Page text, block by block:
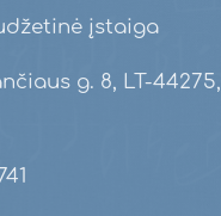
įstaiga
g. 8, LT-44275,